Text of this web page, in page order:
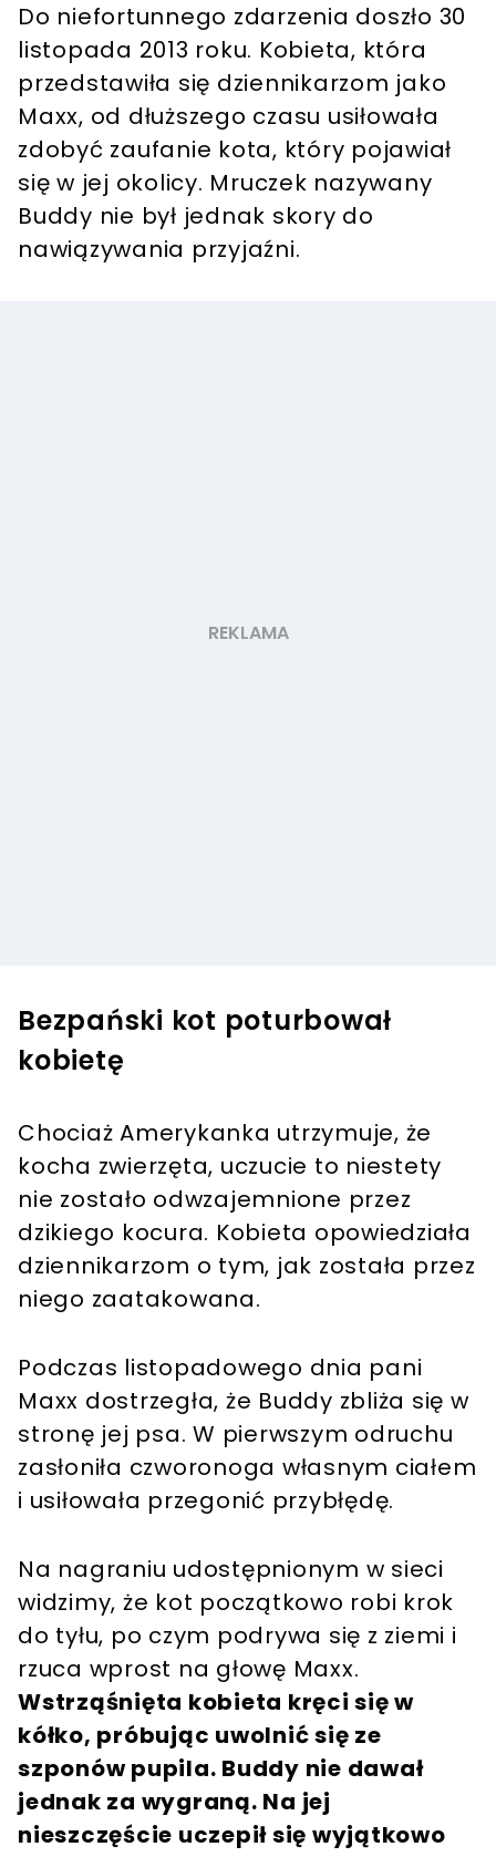
Do niefortunnego zdarzenia doszło 30
listopada 2013 roku. Kobieta, która
przedstawiła się dziennikarzom jako
Maxx, od dłuższego czasu usiłowała
zdobyć zaufanie kota, który pojawiał
się w jej okolicy. Mruczek nazywany
Buddy nie był jednak skory do
nawiązywania przyjaźni.
Bezpański kot poturbował
kobietę
Chociaż Amerykanka utrzymuje, że
kocha zwierzęta, uczucie to niestety
nie zostało odwzajemnione przez
dzikiego kocura. Kobieta opowiedziała
dziennikarzom o tym, jak została przez
niego zaatakowana.
Podczas listopadowego dnia pani
Maxx dostrzegła, że Buddy zbliża się w
stronę jej psa. W pierwszym odruchu
zasłoniła czworonoga własnym ciałem
i usiłowała przegonić przybłędę.
Na nagraniu udostępnionym w sieci
widzimy, że kot początkowo robi krok
do tyłu, po czym podrywa się z ziemi i
rzuca wprost na głowę Maxx.
Wstrząśnięta kobieta kręci się w
kółko, próbując uwolnić się ze
szponów pupila. Buddy nie dawał
jednak za wygraną. Na jej
nieszczęście uczepił się wyjątkowo